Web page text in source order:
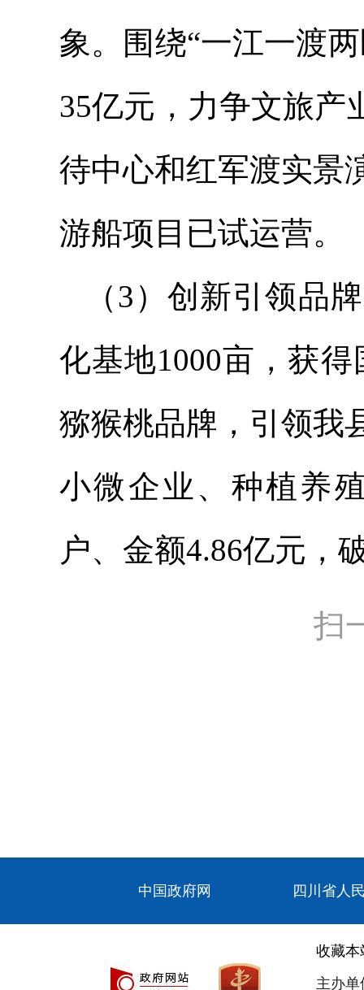
象。围绕“一江一渡
35亿元，力争文旅产
待中心和红军渡实景
游船项目已试运营。
（3）创新引领品
化基地1000亩，获
猕猴桃品牌，引领我
小微企业、种植养
户、金额4.86亿元，
扫
中国政府网 四川省人
收藏本
主办